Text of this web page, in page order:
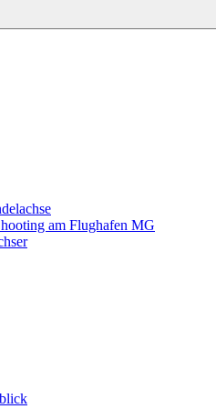
am Flughafen MG